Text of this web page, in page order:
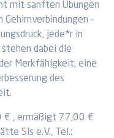
mit sanften Übungen
–
jede*r in
dabei die
Merkfähigkeit, eine
des
€ , ermäßigt 77,00 €
Sls e.V., Tel.: